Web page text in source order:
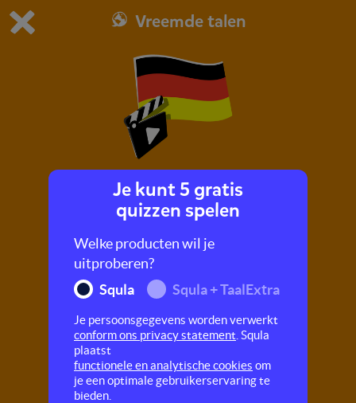
Dit is de gratis demo van Squla.
Bestel nu
Vreemde talen
Tot 10 tellen
Je kunt 5 gratis
quizzen spelen
Welke producten wil je
uitproberen?
Squla
Squla + TaalExtra
Je persoonsgegevens worden verwerkt
conform ons privacy statement . Squla
plaatst
functionele en analytische cookies om
je een optimale gebruikerservaring te
bieden.